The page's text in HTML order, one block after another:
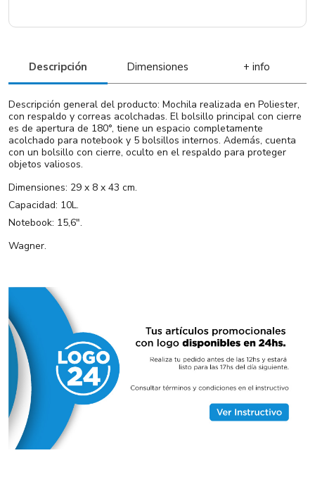
Descripción Dimensiones + info
Descripción general del producto: Mochila realizada en Poliester,
con respaldo y correas acolchadas. El bolsillo principal con cierre
es de apertura de 180°, tiene un espacio completamente
acolchado para notebook y 5 bolsillos internos. Además, cuenta
con un bolsillo con cierre, oculto en el respaldo para proteger
objetos valiosos.
Dimensiones: 29 x 8 x 43 cm.
Capacidad: 10L.
Notebook: 15,6".
Wagner.